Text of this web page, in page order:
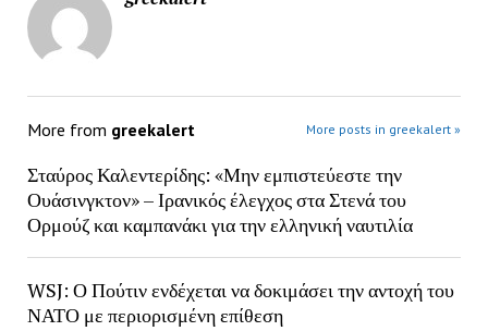
More from greekalert More posts in greekalert »
Σταύρος Καλεντερίδης: «Μην εμπιστεύεστε την
Ουάσινγκτον» – Ιρανικός έλεγχος στα Στενά του
Ορμούζ και καμπανάκι για την ελληνική ναυτιλία
WSJ: Ο Πούτιν ενδέχεται να δοκιμάσει την αντοχή του
ΝΑΤΟ με περιορισμένη επίθεση